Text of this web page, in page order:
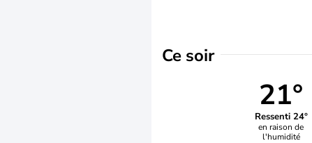
Ce soir
21°
Ressenti 24°
en raison de
l'humidité